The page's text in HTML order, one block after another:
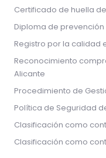
Certificado de huella
Diploma de
Registro por la calidad
Reconocimiento
Alicante
Procedimiento de
Política de Seguridad
Clasificación como
Clasificación como